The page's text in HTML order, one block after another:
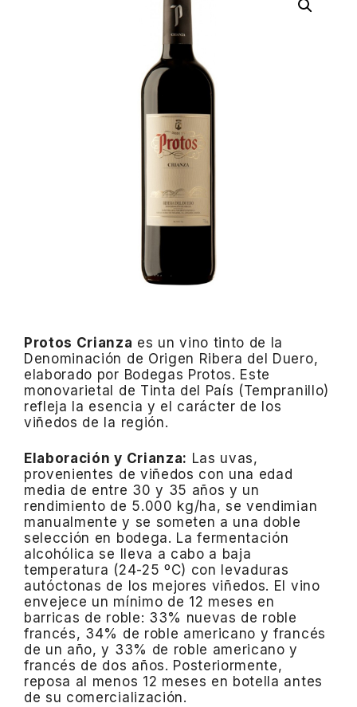
Protos Crianza es un vino tinto de la
Denominación de Origen Ribera del Duero,
elaborado por Bodegas Protos. Este
monovarietal de Tinta del País (Tempranillo)
refleja la esencia y el carácter de los
viñedos de la región.
Elaboración y Crianza: Las uvas,
provenientes de viñedos con una edad
media de entre 30 y 35 años y un
rendimiento de 5.000 kg/ha, se vendimian
manualmente y se someten a una doble
selección en bodega. La fermentación
alcohólica se lleva a cabo a baja
temperatura (24-25 ºC) con levaduras
autóctonas de los mejores viñedos. El vino
envejece un mínimo de 12 meses en
barricas de roble: 33% nuevas de roble
francés, 34% de roble americano y francés
de un año, y 33% de roble americano y
francés de dos años. Posteriormente,
reposa al menos 12 meses en botella antes
de su comercialización.